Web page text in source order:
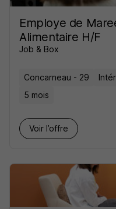
Employe de
Alimentaire H/F
Job & Box
Concarneau - 29
5 mois
Voir l’offre